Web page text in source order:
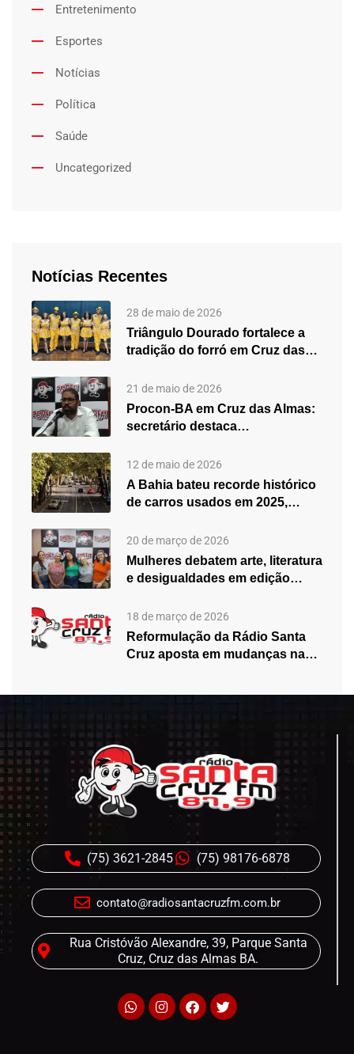
Entretenimento
Esportes
Notícias
Política
Saúde
Uncategorized
Notícias Recentes
28 de maio de 2026
Triângulo Dourado fortalece a
tradição do forró em Cruz das…
21 de maio de 2026
Procon-BA em Cruz das Almas:
secretário destaca
12 de maio de 2026
A Bahia bateu recorde histórico
de carros usados em 2025,…
20 de março de 2026
Mulheres debatem arte, literatura
e desigualdades em edição
18 de março de 2026
Reformulação da Rádio Santa
Cruz aposta em mudanças na
(75) 3621-2845 (75) 98176-6878
contato@radiosantacruzfm.com.br
Rua Cristóvão Alexandre, 39, Parque Santa
Cruz, Cruz das Almas BA.